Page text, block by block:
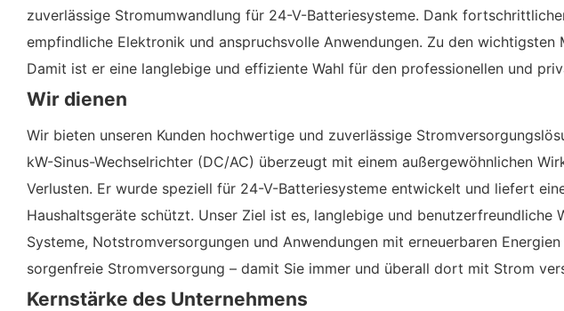
zuverlässige Stromumwandlung für 24-V-Batteriesysteme. Dank
empfindliche Elektronik und anspruchsvolle Anwendungen. Zu den
Damit ist er eine langlebige und effiziente Wahl für den professionellen und
Wir dienen
Wir bieten unseren Kunden hochwertige und zuverlässige
kW-Sinus-Wechselrichter (DC/AC) überzeugt mit einem außergewöhnlichen
Verlusten. Er wurde speziell für 24-V-Batteriesysteme entwickelt und liefert
Haushaltsgeräte schützt. Unser Ziel ist es, langlebige und
Systeme, Notstromversorgungen und Anwendungen mit erneuerbaren
sorgenfreie Stromversorgung – damit Sie immer und überall dort mit Strom
Kernstärke des Unternehmens